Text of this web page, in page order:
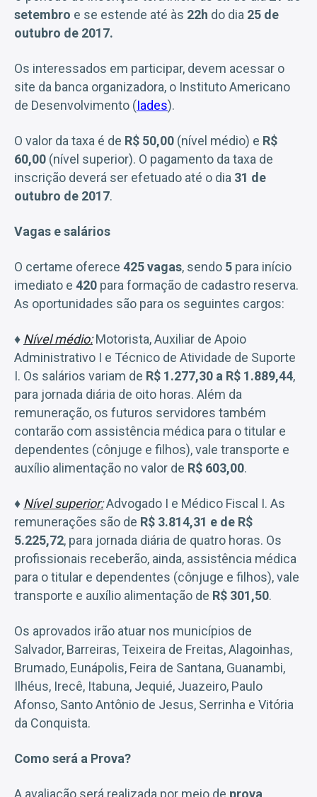
setembro e se estende até às 22h do dia 25 de
outubro de 2017.
Os interessados em participar, devem acessar o
site da banca organizadora, o Instituto Americano
de Desenvolvimento (Iades).
O valor da taxa é de R$ 50,00 (nível médio) e R$
60,00 (nível superior). O pagamento da taxa de
inscrição deverá ser efetuado até o dia 31 de
outubro de 2017.
Vagas e salários
O certame oferece 425 vagas, sendo 5 para início
imediato e 420 para formação de cadastro reserva.
As oportunidades são para os seguintes cargos:
♦ Nível médio:Motorista, Auxiliar de Apoio
Administrativo I e Técnico de Atividade de Suporte
I. Os salários variam de R$ 1.277,30 a R$ 1.889,44,
para jornada diária de oito horas. Além da
remuneração, os futuros servidores também
contarão com assistência médica para o titular e
dependentes (cônjuge e filhos), vale transporte e
auxílio alimentação no valor de R$ 603,00.
♦ Nível superior:Advogado I e Médico Fiscal I. As
remunerações são de R$ 3.814,31 e de R$
5.225,72, para jornada diária de quatro horas. Os
profissionais receberão, ainda, assistência médica
para o titular e dependentes (cônjuge e filhos), vale
transporte e auxílio alimentação de R$ 301,50.
Os aprovados irão atuar nos municípios de
Salvador, Barreiras, Teixeira de Freitas, Alagoinhas,
Brumado, Eunápolis, Feira de Santana, Guanambi,
Ilhéus, Irecê, Itabuna, Jequié, Juazeiro, Paulo
Afonso, Santo Antônio de Jesus, Serrinha e Vitória
da Conquista.
Como será a Prova?
A avaliação será realizada por meio de prova